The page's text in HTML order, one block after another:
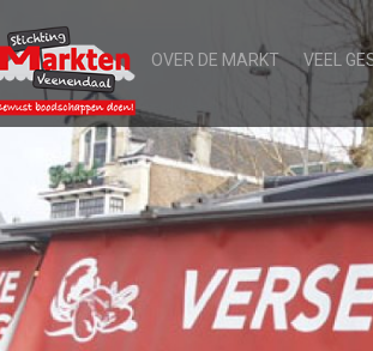
OVER DE MARKT VEEL